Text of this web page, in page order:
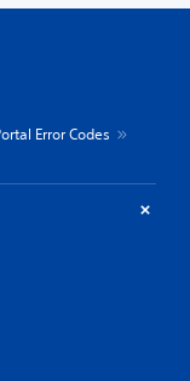
Error Codes